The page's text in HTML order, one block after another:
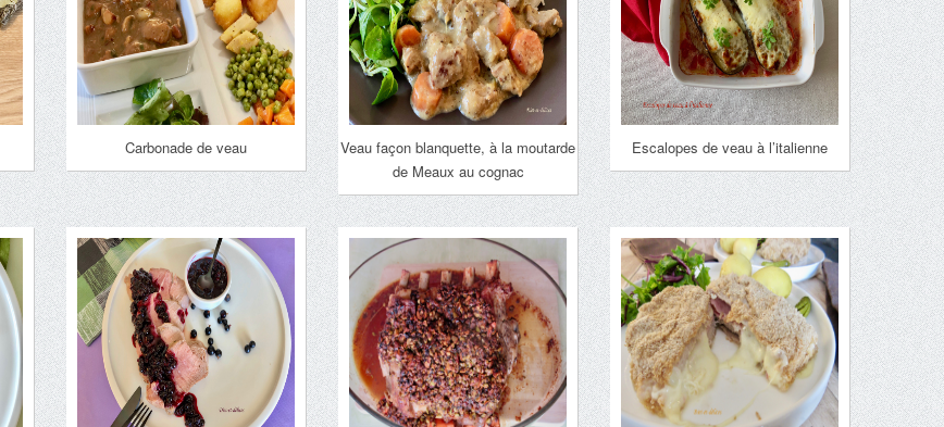
Carbonade de veau
Veau façon blanquette, à la moutarde
de Meaux au cognac
Escalopes de veau à l’italienne